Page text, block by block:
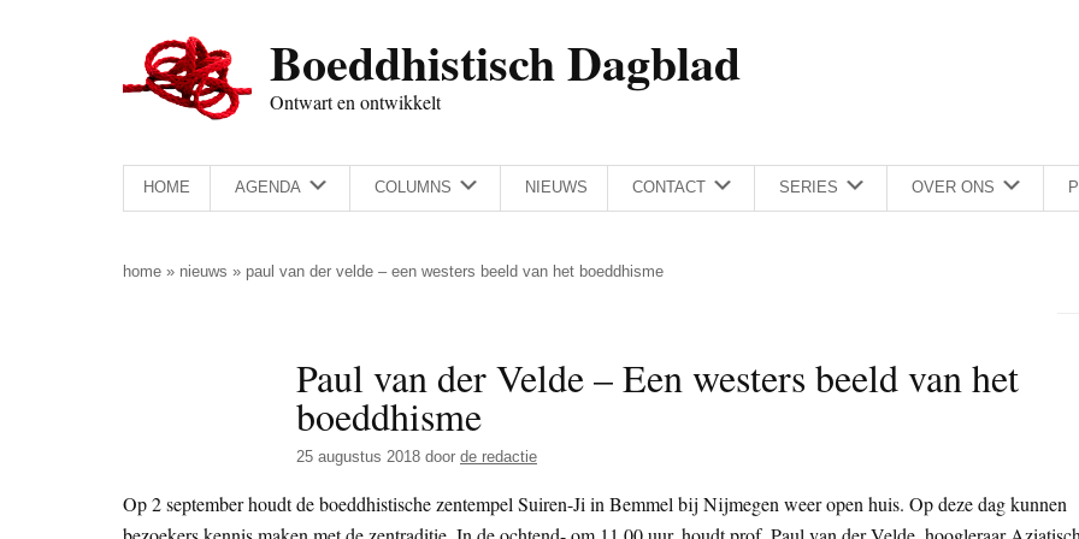
Boeddhistisch Dagblad
Ontwart en ontwikkelt
HOME AGENDA COLUMNS NIEUWS CONTACT SERIES OVER ONS
home » nieuws » paul van der velde – een westers beeld van het boeddhisme
Paul van der Velde – Een westers beeld van het
boeddhisme
25 augustus 2018 door de redactie
Op 2 september houdt de boeddhistische zentempel Suiren-Ji in Bemmel bij Nijmegen weer open huis. Op deze dag kunnen